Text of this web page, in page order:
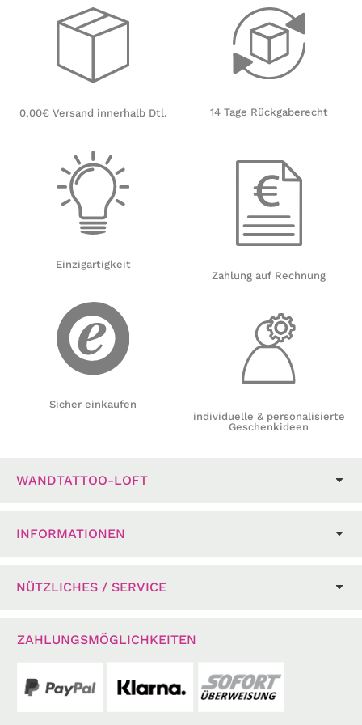
0,00€ Versand innerhalb Dtl.
Einzigartigkeit
Sicher einkaufen
14 Tage Rückgaberecht
Zahlung auf Rechnung
individuelle & personalisierte
Geschenkideen
WANDTATTOO-LOFT
INFORMATIONEN
NÜTZLICHES / SERVICE
ZAHLUNGSMÖGLICHKEITEN